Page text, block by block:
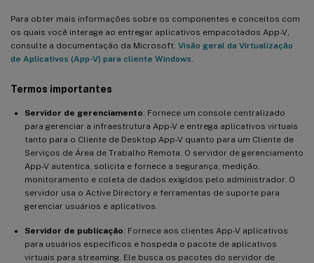
Para obter mais informações sobre os componentes e conceitos com
os quais você interage ao entregar aplicativos empacotados App-V,
consulte a documentação da Microsoft: Visão geral da Virtualização
de Aplicativos (App-V) para cliente Windows
Termos importantes
Servidor de gerenciamento: Fornece um console centralizado
para gerenciar a infraestrutura App-V e entrega aplicativos virtuais
tanto para o Cliente de Desktop App-V quanto para um Cliente de
Serviços de Área de Trabalho Remota. O servidor de gerenciamento
App-V autentica, solicita e fornece a segurança, medição,
monitoramento e coleta de dados exigidos pelo administrador. O
servidor usa o Active Directory e ferramentas de suporte para
gerenciar usuários e aplicativos.
Servidor de publicação: Fornece aos clientes App-V aplicativos
para usuários específicos e hospeda o pacote de aplicativos
virtuais para streaming. Ele busca os pacotes do servidor de